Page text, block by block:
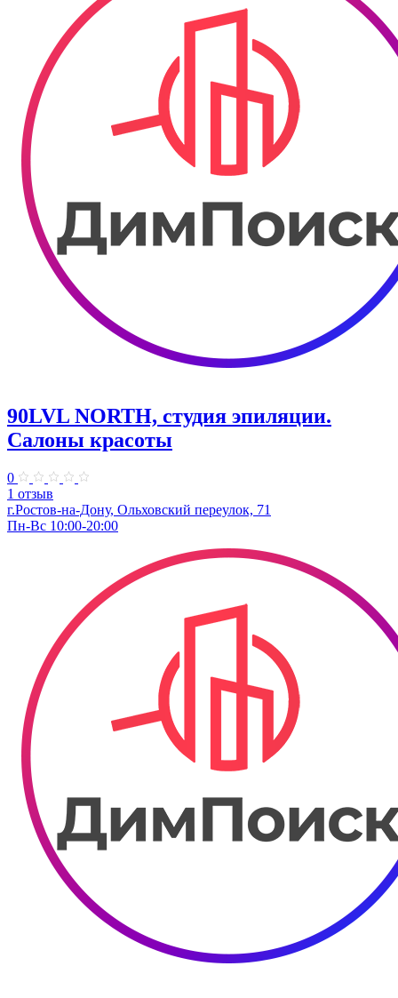
90LVL NORTH, студия эпиляции.
Салоны красоты
0
1 отзыв
г.Ростов-на-Дону, Ольховский переулок, 71
Пн-Вс 10:00-20:00